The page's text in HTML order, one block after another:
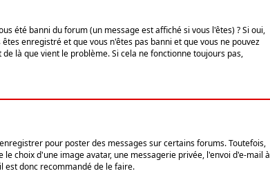
été banni du forum (un message est affiché si vous l'êtes) ? Si oui,
enregistré et que vous n'êtes pas banni et que vous ne pouvez
là que vient le problème. Si cela ne fonctionne toujours pas,
pour poster des messages sur certains forums. Toutefois,
choix d'une image avatar, une messagerie privée, l'envoi d'e-mail à
est donc recommandé de le faire.